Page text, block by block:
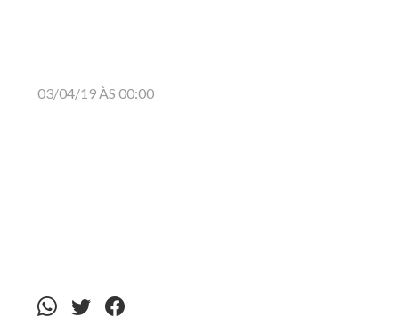
03/04/19 ÀS 00:00